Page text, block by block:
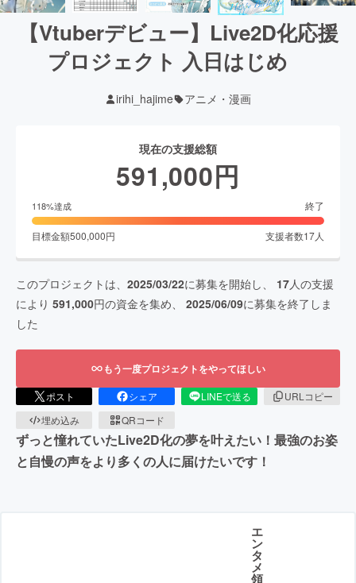
【Vtuberデビュー】Live2D化応援
プロジェクト 入日はじめ
irihi_hajime アニメ・漫画
現在の支援総額
591,000円
118%達成 終了
目標金額500,000円 支援者数17人
このプロジェクトは、 2025/03/22に募集を開始し、 17人の支援
により 591,000円の資金を集め、 2025/06/09に募集を終了しま
した
もう一度プロジェクトをやってほしい
ポスト シェア LINEで送る
URLコピー
埋め込み
QRコード
ずっと憧れていたLive2D化の夢を叶えたい！最強のお姿
と自慢の声をより多くの人に届けたいです！
エ
ン
タ
メ
領